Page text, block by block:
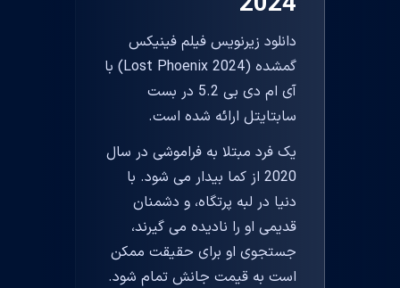
دانلود زیرنویس فیلم فینیکس
گمشده (Lost Phoenix 2024) با
آی ام دی بی 5.2 در بست
سابتایتل ارائه شده است.
یک فرد مبتلا به فراموشی در سال
2020 از کما بیدار می شود. با
دنیا در لبه پرتگاه، و دشمنان
قدیمی او را نادیده می گیرند،
جستجوی او برای حقیقت ممکن
است به قیمت جانش تمام شود.